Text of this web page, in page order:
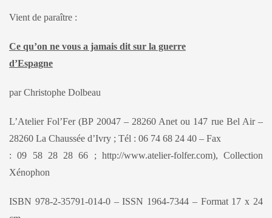
Vient de paraître :
Ce qu’on ne vous a jamais dit sur la guerre
d’Espagne
par Christophe Dolbeau
L’Atelier Fol’Fer (BP 20047 – 28260 Anet ou 147 rue Bel Air –
28260 La Chaussée d’Ivry ; Tél : 06 74 68 24 40 – Fax
: 09 58 28 28 66 ; http://www.atelier-folfer.com), Collection
Xénophon
ISBN 978-2-35791-014-0 – ISSN 1964-7344 – Format 17 x 24